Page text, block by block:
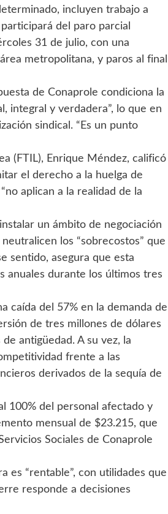
incluyen trabajo a
del paro parcial
31 de julio, con una
metropolitana, y paros al final
de Conaprole condiciona la
integral y verdadera”, lo que en
sindical. “Es un punto
(FTIL), Enrique Méndez, calificó
el derecho a la huelga de
aplican a la realidad de la
un ámbito de negociación
los “sobrecostos” que
sentido, asegura que esta
anuales durante los últimos tres
caída del 57% en la demanda de
de tres millones de dólares
antigüedad. A su vez, la
frente a las
derivados de la sequía de
100% del personal afectado y
mensual de $23.215, que
Sociales de Conaprole
es “rentable”, con utilidades que
responde a decisiones